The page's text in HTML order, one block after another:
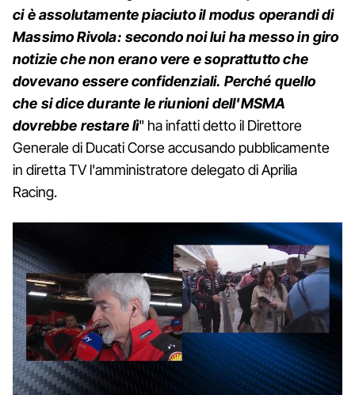
ci è assolutamente piaciuto il modus operandi di
Massimo Rivola: secondo noi lui ha messo in giro
notizie che non erano vere e soprattutto che
dovevano essere confidenziali. Perché quello
che si dice durante le riunioni dell'MSMA
dovrebbe restare lì" ha infatti detto il Direttore
Generale di Ducati Corse accusando pubblicamente
in diretta TV l'amministratore delegato di Aprilia
Racing.